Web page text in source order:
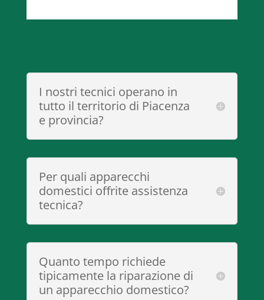
I nostri tecnici operano in
tutto il territorio di Piacenza
e provincia?
Per quali apparecchi
domestici offrite assistenza
tecnica?
Quanto tempo richiede
tipicamente la riparazione di
un apparecchio domestico?